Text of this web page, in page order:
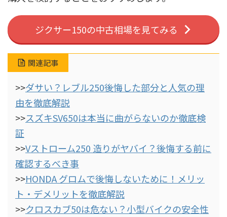
ジクサー150の中古相場を見てみる
関連記事
>>ダサい？レブル250後悔した部分と人気の理
由を徹底解説
>>スズキSV650は本当に曲がらないのか徹底検
証
>>Vストローム250 造りがヤバイ？後悔する前に
確認するべき事
>>HONDA グロムで後悔しないために！メリッ
ト・デメリットを徹底解説
>>クロスカブ50は危ない？小型バイクの安全性